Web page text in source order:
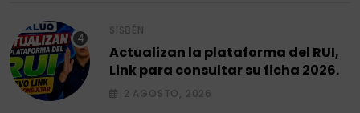
SISBÉN
Actualizan la plataforma del RUI,
Link para consultar su ficha 2026.
2 AGOSTO, 2026